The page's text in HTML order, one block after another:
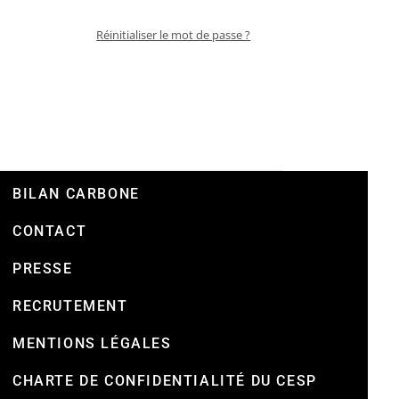
Réinitialiser le mot de passe ?
BILAN CARBONE
CONTACT
PRESSE
RECRUTEMENT
MENTIONS LÉGALES
CHARTE DE CONFIDENTIALITÉ DU CESP